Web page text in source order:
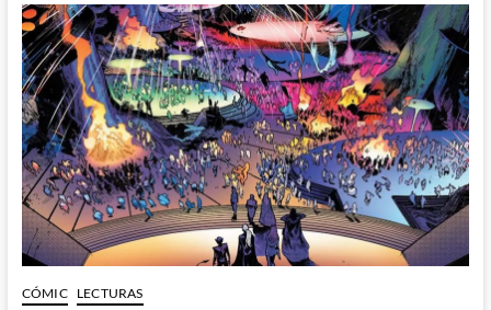
acabado
Blood
Hunt
CÓMIC LECTURAS